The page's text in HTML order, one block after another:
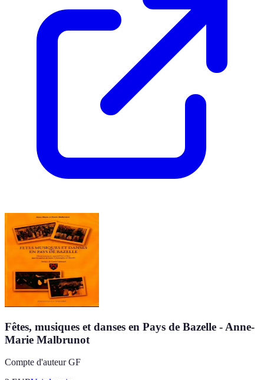
Fêtes, musiques et danses en Pays de Bazelle - Anne-
Marie Malbrunot
Compte d'auteur GF